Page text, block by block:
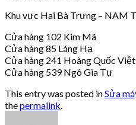
Khu vực Hai Bà Trưng – NAM
Cửa hàng 102 Kim Mã
Cửa hàng 85 Láng Hạ
Cửa hàng 241 Hoàng Quốc Việt
Cửa hàng 539 Ngô Gia Tự
This entry was posted inSửa
thepermalink